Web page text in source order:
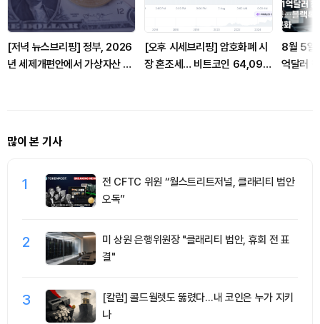
[저녁 뉴스브리핑] 정부, 2026
년 세제개편안에서 가상자산 과
[오후 시세브리핑] 암호화폐 시
장 혼조세… 비트코인 64,090
8월 5일
억달러
많이 본 기사
1
전 CFTC 위원 “월스트리트저널, 클래리티 법안
오독”
2
미 상원 은행위원장 "클래리티 법안, 휴회 전 표
결"
3
[칼럼] 콜드월렛도 뚫렸다…내 코인은 누가 지키
나